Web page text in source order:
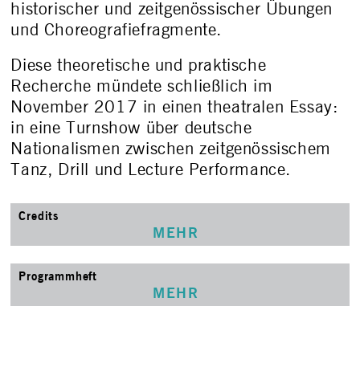
historischer und zeitgenössischer Übungen
und Choreografiefragmente.
Diese theoretische und praktische
Recherche mündete schließlich im
November 2017 in einen theatralen Essay:
in eine Turnshow über deutsche
Nationalismen zwischen zeitgenössischem
Tanz, Drill und Lecture Performance.
Credits
MEHR
Programmheft
MEHR